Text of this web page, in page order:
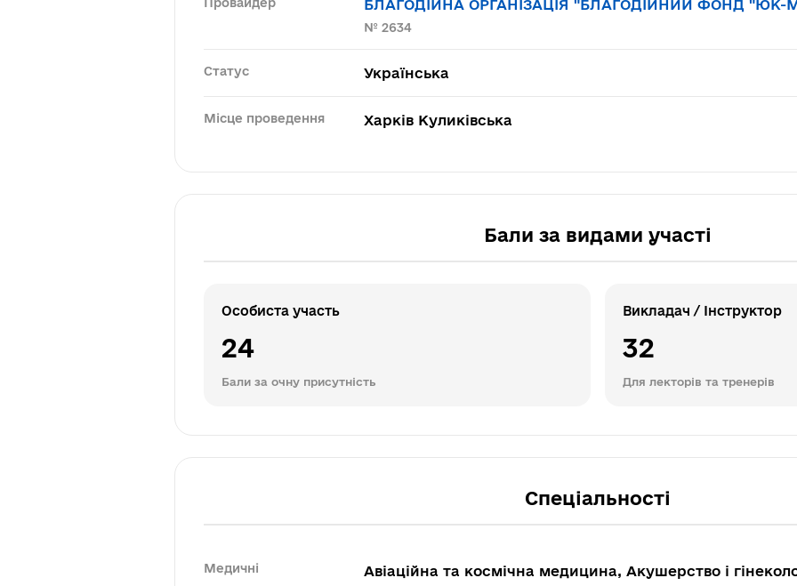
БЛАГОДІЙНА ОРГАНІЗАЦІЯ "БЛАГОДІЙНИЙ ФОНД "ЮК-
№ 2634
Статус Українська
Місце проведення Харків Куликівська
Бали за видами участі
Особиста участь
24
Бали за очну присутність
Викладач / Інструктор
32
Для лекторів та тренерів
Спеціальності
Медичні
Авіаційна та космічна медицина, Акушерство і